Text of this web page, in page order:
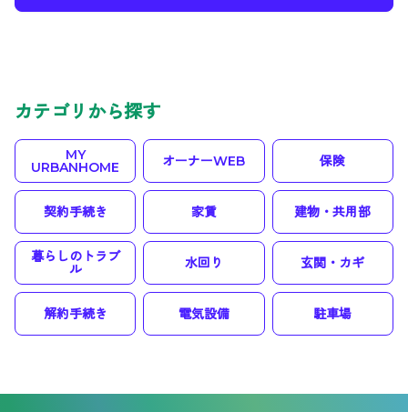
カテゴリから探す
MY
URBANHOME オーナーWEB 保険
契約手続き 家賃 建物・共用部
暮らしのトラブ
ル 水回り 玄関・カギ
解約手続き 電気設備 駐車場